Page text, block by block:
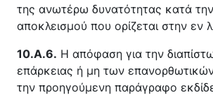
της ανωτέρω δυνατότητας κατά
αποκλεισμού που ορίζεται στην
10.Α.6. Η απόφαση για την
επάρκειας ή μη των
την προηγούμενη παράγραφο